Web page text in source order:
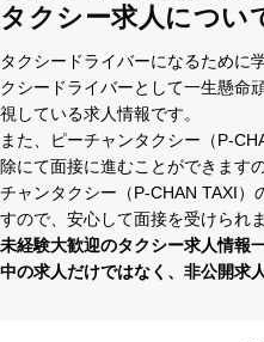
タクシー求人につい
タクシードライバーになるために
クシードライバーとして⼀⽣懸命
視している求⼈情報です。
また、ピーチャンタクシー（P-
除にて⾯接に進むことができます
チャンタクシー（P-CHAN TAXI）
すので、安⼼して⾯接を受けられま
未経験⼤歓迎のタクシー求⼈情報
中の求⼈だけではなく、⾮公開求